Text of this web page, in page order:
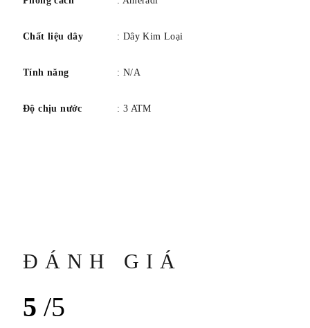
Chất liệu dây : Dây Kim Loại
Tính năng : N/A
Độ chịu nước : 3 ATM
ĐÁNH GIÁ
5 /5